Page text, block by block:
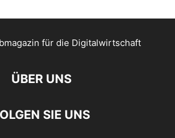
ÜBER UNS
SIE UNS